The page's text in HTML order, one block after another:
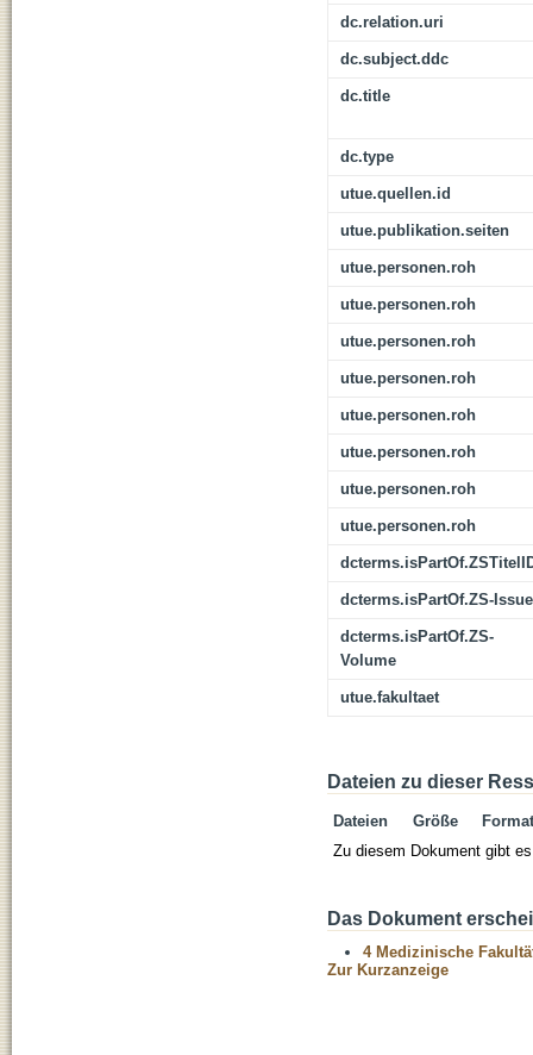
dc.relation.uri
dc.subject.ddc
dc.title
dc.type
utue.quellen.id
utue.publikation.seiten
utue.personen.roh
utue.personen.roh
utue.personen.roh
utue.personen.roh
utue.personen.roh
utue.personen.roh
utue.personen.roh
utue.personen.roh
dcterms.isPartOf.ZS-Issue
dcterms.isPartOf.ZS-
Volume
utue.fakultaet
Dateien zu dieser
Dateien Größe
Format
Zu diesem Dokument gibt
Das Dokument
4 Medizinische
Zur Kurzanzeige